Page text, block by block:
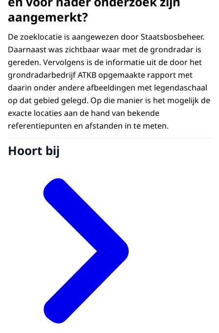
aangemerkt?
De zoeklocatie is aangewezen door Staatsbosbeheer.
Daarnaast was zichtbaar waar met de grondradar is
gereden. Vervolgens is de informatie uit de door het
grondradarbedrijf ATKB opgemaakte rapport met
daarin onder andere afbeeldingen met legendaschaal
op dat gebied gelegd. Op die manier is het mogelijk de
exacte locaties aan de hand van bekende
referentiepunten en afstanden in te meten.
Hoort bij